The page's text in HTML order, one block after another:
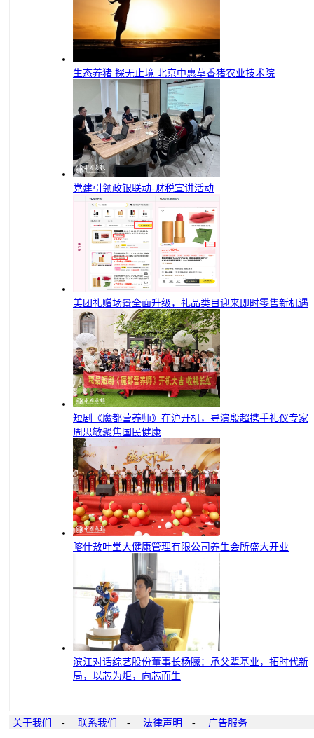
生态养猪 探无止境 北京中惠草香猪农业技术院
党建引领政银联动-财税宣讲活动
美团礼赠场景全面升级，礼品类目迎来即时零售新机遇
短剧《魔都营养师》在沪开机，导演殷超携手礼仪专家
周思敏聚焦国民健康
喀什敖叶堂大健康管理有限公司养生会所盛大开业
滨江对话综艺股份董事长杨朦：承父辈基业，拓时代新
局，以芯为炬，向芯而生
关于我们 - 联系我们 - 法律声明 - 广告服务